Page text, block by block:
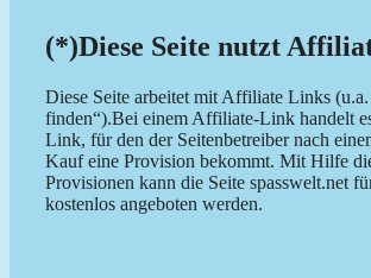
(*)Diese Seite nutzt
Diese Seite arbeitet mit Affiliate Links
finden“).Bei einem Affiliate-Link handelt
Link, für den der Seitenbetreiber nach
Kauf eine Provision bekommt. Mit Hilfe
Provisionen kann die Seite spasswelt.net
kostenlos angeboten werden.